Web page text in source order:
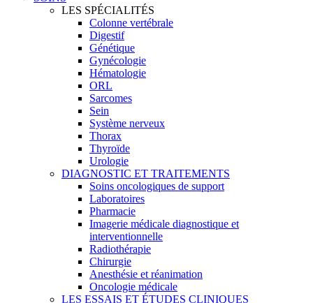
LES SPÉCIALITÉS
Colonne vertébrale
Digestif
Génétique
Gynécologie
Hématologie
ORL
Sarcomes
Sein
Système nerveux
Thorax
Thyroïde
Urologie
DIAGNOSTIC ET TRAITEMENTS
Soins oncologiques de support
Laboratoires
Pharmacie
Imagerie médicale diagnostique et
interventionnelle
Radiothérapie
Chirurgie
Anesthésie et réanimation
Oncologie médicale
LES ESSAIS ET ÉTUDES CLINIQUES